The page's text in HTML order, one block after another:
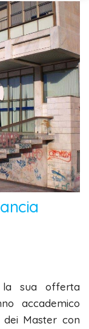
la sua offerta
accademico
dei Master con